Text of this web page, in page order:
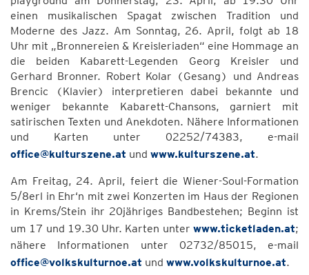
einen musikalischen Spagat zwischen Tradition und
Moderne des Jazz. Am Sonntag, 26. April, folgt ab 18
Uhr mit „Bronnereien & Kreisleriaden“ eine Hommage an
die beiden Kabarett-Legenden Georg Kreisler und
Gerhard Bronner. Robert Kolar (Gesang) und Andreas
Brencic (Klavier) interpretieren dabei bekannte und
weniger bekannte Kabarett-Chansons, garniert mit
satirischen Texten und Anekdoten. Nähere Informationen
und Karten unter 02252/74383, e-mail
office@kulturszene.at und www.kulturszene.at.
Am Freitag, 24. April, feiert die Wiener-Soul-Formation
5/8erl in Ehr‘n mit zwei Konzerten im Haus der Regionen
in Krems/Stein ihr 20jähriges Bandbestehen; Beginn ist
um 17 und 19.30 Uhr. Karten unter www.ticketladen.at;
nähere Informationen unter 02732/85015, e-mail
office@volkskulturnoe.at und www.volkskulturnoe.at.